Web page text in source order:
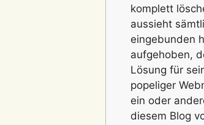
komplett
aussieht
eingebunden
aufgehoben,
Lösung für
popeliger
ein oder
diesem Blog